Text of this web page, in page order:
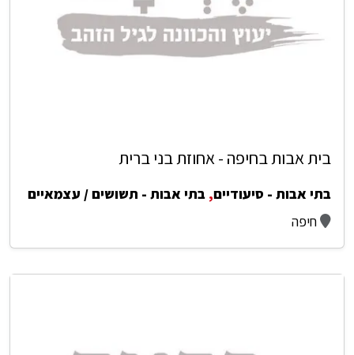
בית אבות בחיפה - אחוזת בני ברית
בתי אבות - סיעודיים, בתי אבות - תשושים / עצמאיים
חיפה